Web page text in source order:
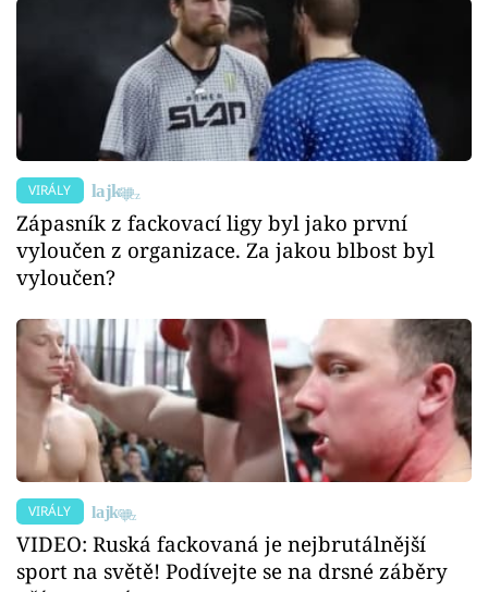
VIRÁLY
Zápasník z fackovací ligy byl jako první
vyloučen z organizace. Za jakou blbost byl
vyloučen?
VIRÁLY
VIDEO: Ruská fackovaná je nejbrutálnější
sport na světě! Podívejte se na drsné záběry